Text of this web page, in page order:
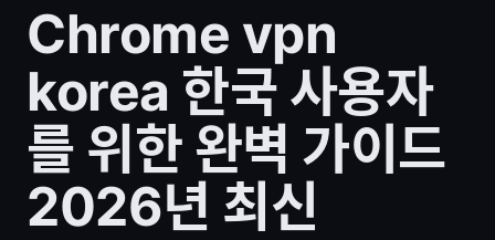
Chrome vpn
korea 한국 사용자
를 위한 완벽 가이드
2026년 최신